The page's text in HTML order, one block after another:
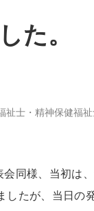
た。
祉士・精神保健福
同様、当初は
たが、当日の